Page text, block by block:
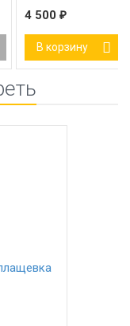
4 500 ₽
В корзину